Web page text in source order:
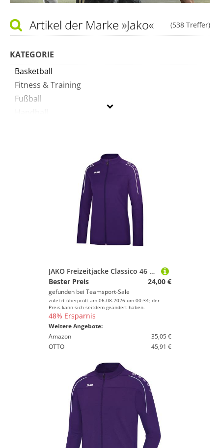
(538 Treffer)
Artikel der Marke »Jako«
KATEGORIE
Basketball
Fitness & Training
Fußball
Geschlecht
JAKO Freizeitjacke Classico 46 Lila
Bester Preis
24,00 €
gefunden bei Teamsport-Sale
zuletzt überprüft am 06.08.2026 um 00:34; der
Preis kann sich seitdem geändert haben.
48% Ersparnis
Weitere Angebote:
Amazon
35,05 €
OTTO
45,91 €